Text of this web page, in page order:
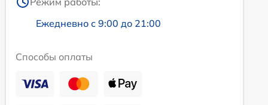
Ежедневно с 9:00 до 21:00
Способы оплаты